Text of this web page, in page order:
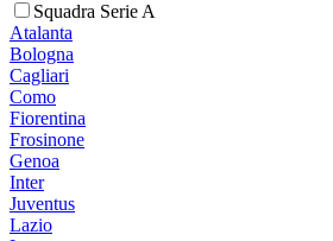
Squadra Serie A
Atalanta
Bologna
Cagliari
Como
Fiorentina
Frosinone
Genoa
Inter
Juventus
Lazio